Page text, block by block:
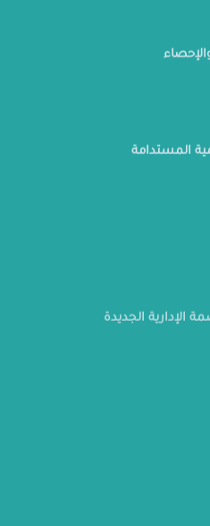
المستدامة
الإدارية الجديدة